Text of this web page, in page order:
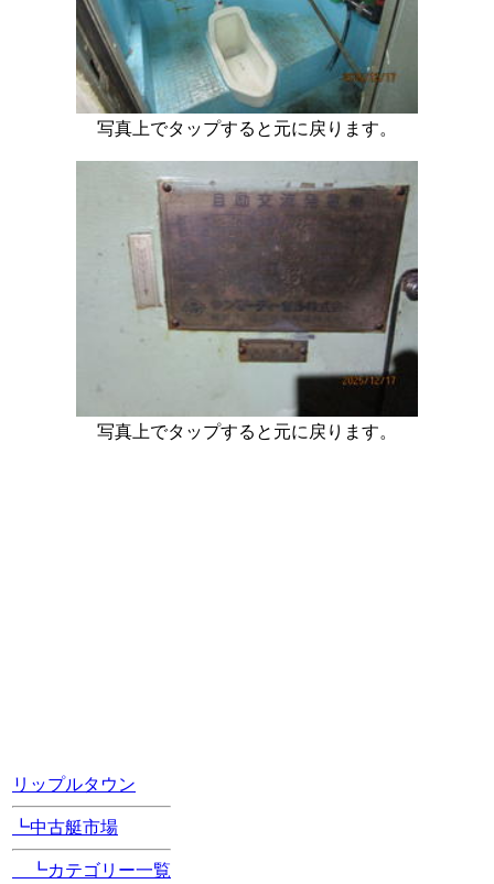
写真上でタップすると元に戻ります。
写真上でタップすると元に戻ります。
リップルタウン
┗中古艇市場
┗カテゴリー一覧